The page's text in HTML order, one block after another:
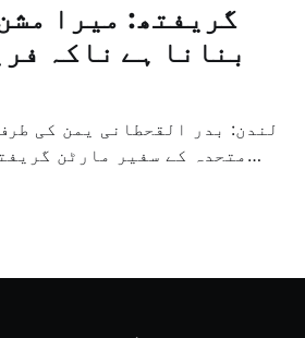
گریفتھ: میرا
بنانا ہے ناکہ
لندن: بدر القحطانی یمن کی
متحدہ کے سفیر مارٹن
ثالثی اور اس کشمکش کی